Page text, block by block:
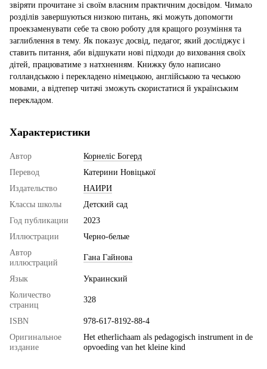
звіряти прочитане зі своїм власним практичним досвідом. Чимало
розділів завершуються низкою питань, які можуть допомогти
проекзаменувати себе та свою роботу для кращого розуміння та
заглиблення в тему. Як показує досвід, педагог, який досліджує і
ставить питання, аби відшукати нові підходи до виховання своїх
дітей, працюватиме з натхненням. Книжку було написано
голландською і перекладено німецькою, англійською та чеською
мовами, а відтепер читачі зможуть скористатися й українським
перекладом.
Характеристики
Автор
Корнеліс Богерд
Перевод
Катерини Новіцької
Издательство
НАИРИ
Классы школы
Детский сад
Год публикации
2023
Иллюстрации
Черно-белые
Автор
иллюстраций
Гана Гайнова
Язык
Украинский
Количество
страниц
328
ISBN
978-617-8192-88-4
Оригинальное
издание
Het etherlichaam als pedagogisch instrument in de
opvoeding van het kleine kind